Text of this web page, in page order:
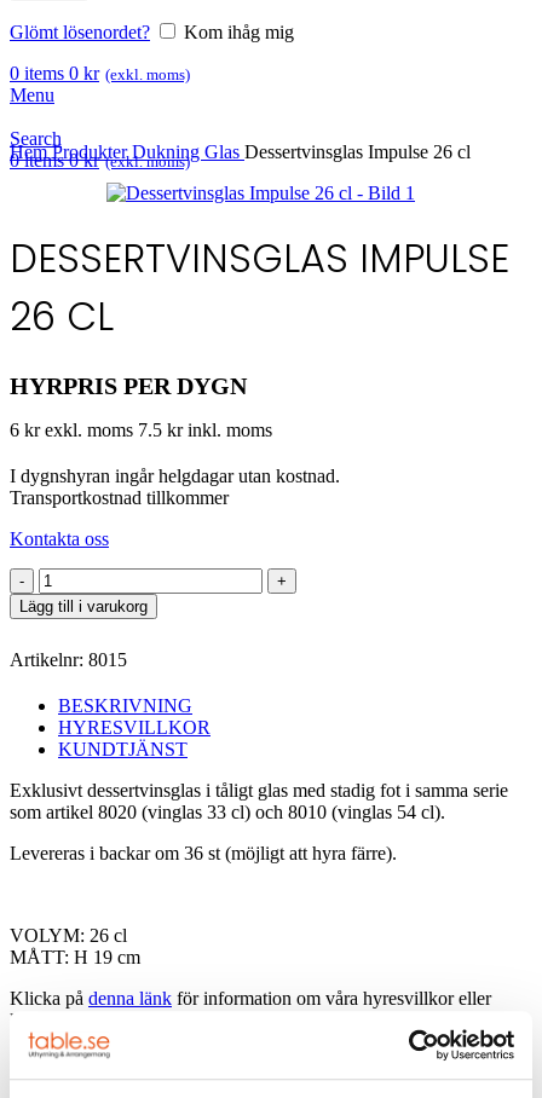
Glömt lösenordet?
Kom ihåg mig
0 items 0 kr (exkl. moms)
Menu
Search
0items 0kr (exkl. moms)
HemProdukterDukning Glas Dessertvinsglas Impulse 26 cl
DESSERTVINSGLAS IMPULSE
26 CL
HYRPRIS PER DYGN
6 kr exkl. moms 7.5 kr inkl. moms
I dygnshyran ingår helgdagar utan kostnad.
Transportkostnad tillkommer
Kontakta oss
Dessertvinsglas
Impulse
26
mängd
Lägg till i varukorg
Artikelnr: 8015
BESKRIVNING
HYRESVILLKOR
KUNDTJÄNST
Exklusivt dessertvinsglas i tåligt glas med stadig fot i samma serie
som artikel 8020 (vinglas 33 cl) och 8010 (vinglas 54 cl).
Levereras i backar om 36 st (möjligt att hyra färre).
VOLYM: 26 cl
MÅTT: H 19 cm
Klicka på denna länk för information om våra hyresvillkor eller
ladda ner pdfen